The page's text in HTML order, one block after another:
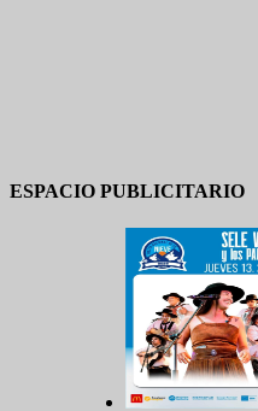
ESPACIO PUBLICITARIO